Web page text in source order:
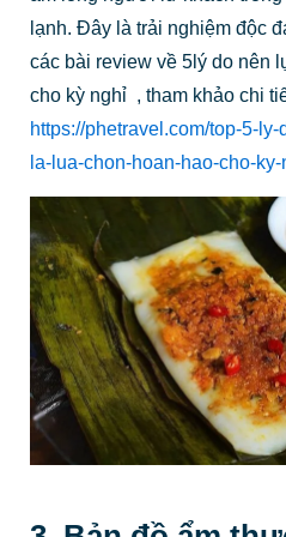
lạnh. Đây là trải nghiệm độc
các bài review về 5lý do nên
cho kỳ nghỉ , tham khảo chi
https://phetravel.com/top-5-
la-lua-chon-hoan-hao-cho-ky-